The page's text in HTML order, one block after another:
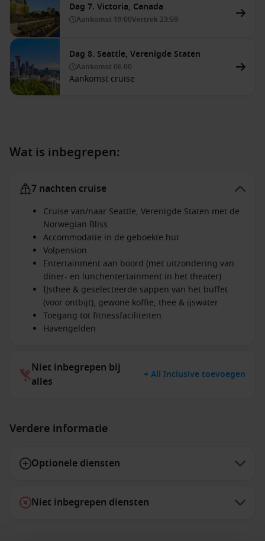
Dag 7. Victoria, Canada
Aankomst 19:00Vertrek 23:59
Dag 8. Seattle, Verenigde Staten
Aankomst 06:00
Aankomst cruise
Wat is inbegrepen:
7 nachten cruise
Cruise van/naar Seattle, Verenigde Staten met de
Norwegian Bliss
Accommodatie in de geboekte hut
Volpension
Entertainment aan boord (met uitzondering van
diner- en lunchentertainment in het theater)
IJsthee & geselecteerde sappen van het buffet
(voor ontbijt), gewone koffie, thee & ijswater
Toegang tot fitnessfaciliteiten
Havengelden
Niet inbegrepen bij
alles
+ All Inclusive toevoegen
Verdere informatie
Optionele diensten
Niet inbegrepen diensten